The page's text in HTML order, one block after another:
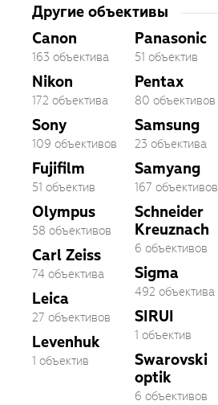
Другие объективы
Canon
163 объектива
Nikon
172 объектива
Sony
109 объективов
Fujifilm
51 объектив
Olympus
58 объективов
Carl Zeiss
74 объектива
Leica
27 объективов
Levenhuk
1 объектив
Panasonic
51 объектив
Pentax
80 объективов
Samsung
23 объектива
Samyang
167 объективов
Schneider
Kreuznach
6 объективов
Sigma
492 объектива
SIRUI
1 объектив
Swarovski
optik
6 объективов